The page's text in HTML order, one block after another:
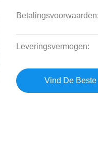
Leveringsvermogen:
Vind De